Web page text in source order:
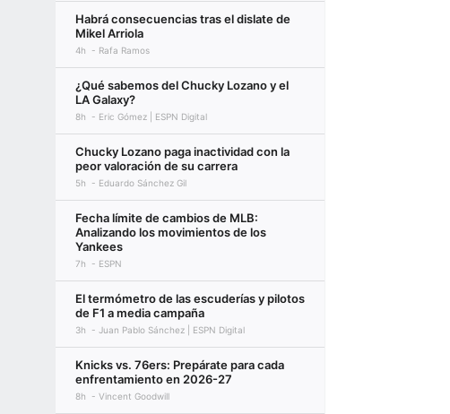
Habrá consecuencias tras el dislate de
Mikel Arriola
4h Rafa Ramos
¿Qué sabemos del Chucky Lozano y el
LA Galaxy?
8h Eric Gómez | ESPN Digital
Chucky Lozano paga inactividad con la
peor valoración de su carrera
5h Eduardo Sánchez Gil
Fecha límite de cambios de MLB:
Analizando los movimientos de los
Yankees
7h ESPN
El termómetro de las escuderías y pilotos
de F1 a media campaña
3h Juan Pablo Sánchez | ESPN Digital
Knicks vs. 76ers: Prepárate para cada
enfrentamiento en 2026-27
8h Vincent Goodwill